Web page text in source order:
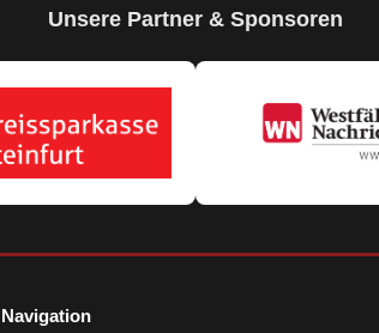
Unsere Partner & Sponsoren
Navigation